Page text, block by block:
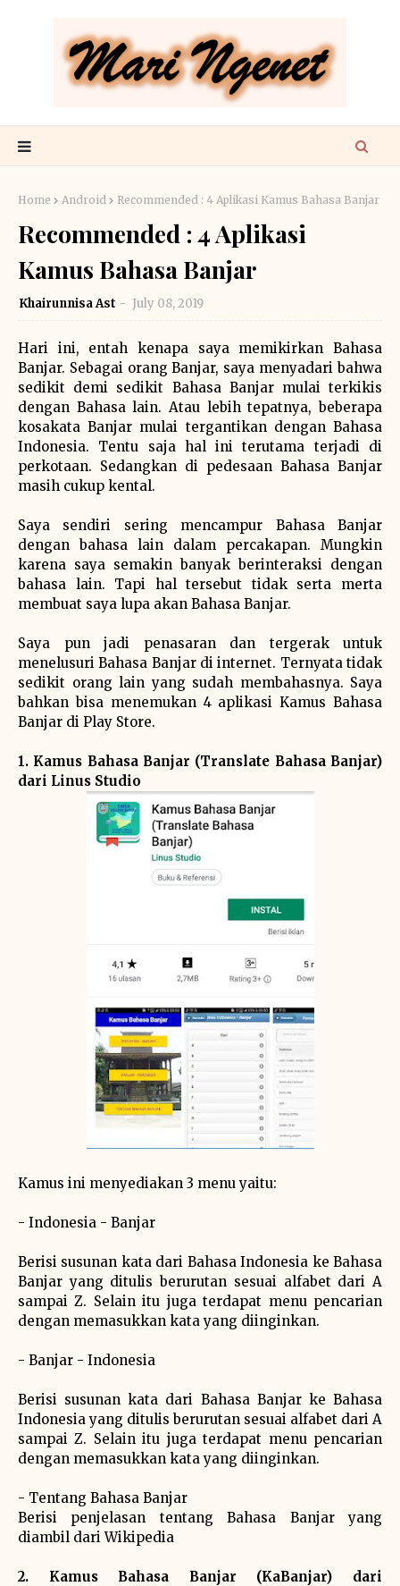
Home Android Recommended : 4 Aplikasi Kamus Bahasa Banjar
Recommended : 4 Aplikasi
Kamus Bahasa Banjar
Khairunnisa Ast July 08, 2019
Hari ini, entah kenapa saya memikirkan Bahasa
Banjar. Sebagai orang Banjar, saya menyadari bahwa
sedikit demi sedikit Bahasa Banjar mulai terkikis
dengan Bahasa lain. Atau lebih tepatnya, beberapa
kosakata Banjar mulai tergantikan dengan Bahasa
Indonesia. Tentu saja hal ini terutama terjadi di
perkotaan. Sedangkan di pedesaan Bahasa Banjar
masih cukup kental.
Saya sendiri sering mencampur Bahasa Banjar
dengan bahasa lain dalam percakapan. Mungkin
karena saya semakin banyak berinteraksi dengan
bahasa lain. Tapi hal tersebut tidak serta merta
membuat saya lupa akan Bahasa Banjar.
Saya pun jadi penasaran dan tergerak untuk
menelusuri Bahasa Banjar di internet. Ternyata tidak
sedikit orang lain yang sudah membahasnya. Saya
bahkan bisa menemukan 4 aplikasi Kamus Bahasa
Banjar di Play Store.
1. Kamus Bahasa Banjar (Translate Bahasa Banjar)
dari Linus Studio
Kamus ini menyediakan 3 menu yaitu:
- Indonesia - Banjar
Berisi susunan kata dari Bahasa Indonesia ke Bahasa
Banjar yang ditulis berurutan sesuai alfabet dari A
sampai Z. Selain itu juga terdapat menu pencarian
dengan memasukkan kata yang diinginkan.
- Banjar - Indonesia
Berisi susunan kata dari Bahasa Banjar ke Bahasa
Indonesia yang ditulis berurutan sesuai alfabet dari A
sampai Z. Selain itu juga terdapat menu pencarian
dengan memasukkan kata yang diinginkan.
- Tentang Bahasa Banjar
Berisi penjelasan tentang Bahasa Banjar yang
diambil dari Wikipedia
2. Kamus Bahasa Banjar (KaBanjar) dari